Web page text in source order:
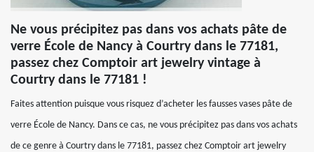
Ne vous précipitez pas dans vos achats pâte de
verre École de Nancy à Courtry dans le 77181,
passez chez Comptoir art jewelry vintage à
Courtry dans le 77181 !
Faites attention puisque vous risquez d’acheter les fausses vases pâte de
verre École de Nancy. Dans ce cas, ne vous précipitez pas dans vos achats
de ce genre à Courtry dans le 77181, passez chez Comptoir art jewelry